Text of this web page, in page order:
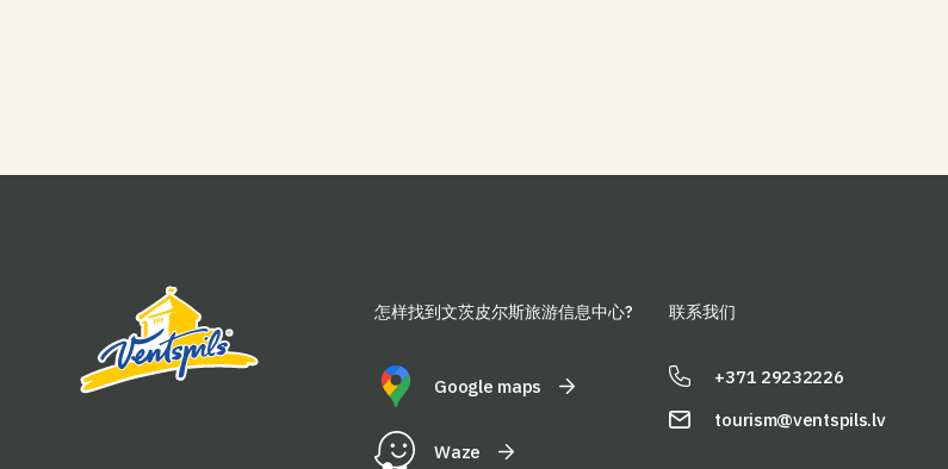
說，格奧爾基·奧索金的名字都值得記住。 「致阿爾
思維和藝術深度的人們帶來一場盛宴。觀眾將首次聆聽
一種新的聲音形式如何誕生，以及一個即將在現代音樂
史上譜寫新篇章的新故事。 專輯《For Arvo》由我們與
怎样找到文茨皮尔斯旅游信息中心? 联系我们
Google maps
Waze
+371 29232226
tourism@ventspils.lv